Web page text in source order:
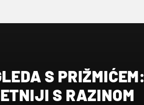
S PRIŽMIĆEM:
S RAZINOM